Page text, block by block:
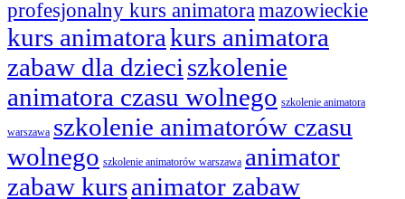
profesjonalny kurs animatora mazowieckie
kurs animatorakurs animatora
zabaw dla dzieci szkolenie
animatora czasu wolnego szkolenie animatora
warszawa szkolenie animatorów czasu
wolnego szkolenie animatorów warszawa animator
zabaw kursanimator zabaw